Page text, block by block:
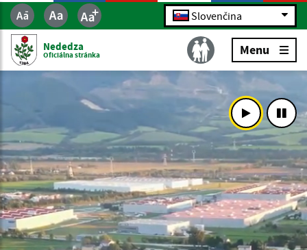
Slovenčina
Nededza
Oficiálna stránka Menu